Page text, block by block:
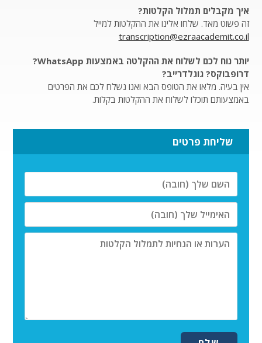
איך מקבלים תמלול הקלטות?
זה פשוט מאד. שלחו אלינו את ההקלטות למייל
transcription@ezraacademit.co.il
יותר נוח לכם לשלוח את ההקלטה באמצעות WhatsApp?
דרופבוקס? גוגלדרייב?
אין בעיה. מלאו את הטופס הבא ואנו נשלח לכם את הפרטים
באמצעותם תוכלו לשלוח את ההקלטות בקלות.
שליחת פרטים